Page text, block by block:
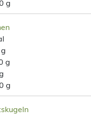
g
g
g